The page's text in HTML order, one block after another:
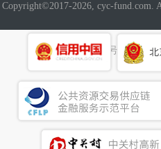
Copyright©2017-2026, cyc-fund.com.
19016327号 建议使